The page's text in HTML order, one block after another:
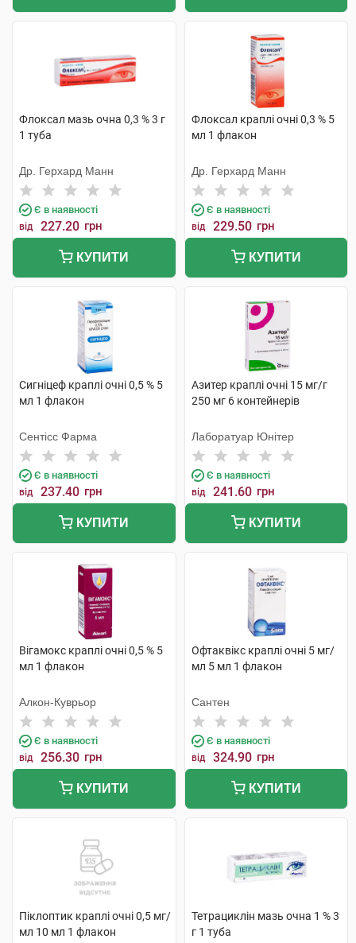
Флоксал мазь очна 0,3 % 3 г
1 туба
Др. Герхард Манн
Є в наявності
від 227.20 грн
КУПИТИ
Флоксал краплі очні 0,3 % 5
мл 1 флакон
Др. Герхард Манн
Є в наявності
від 229.50 грн
КУПИТИ
Сигніцеф краплі очні 0,5 % 5
мл 1 флакон
Сентісс Фарма
Є в наявності
від 237.40 грн
КУПИТИ
Азитер краплі очні 15 мг/г
250 мг 6 контейнерів
Лаборатуар Юнітер
Є в наявності
від 241.60 грн
КУПИТИ
Вігамокс краплі очні 0,5 % 5
мл 1 флакон
Алкон-Куврьор
Є в наявності
від 256.30 грн
КУПИТИ
Офтаквікс краплі очні 5 мг/
мл 5 мл 1 флакон
Сантен
Є в наявності
від 324.90 грн
КУПИТИ
Піклоптик краплі очні 0,5 мг/
мл 10 мл 1 флакон
Тетрациклін мазь очна 1 % 3
г 1 туба